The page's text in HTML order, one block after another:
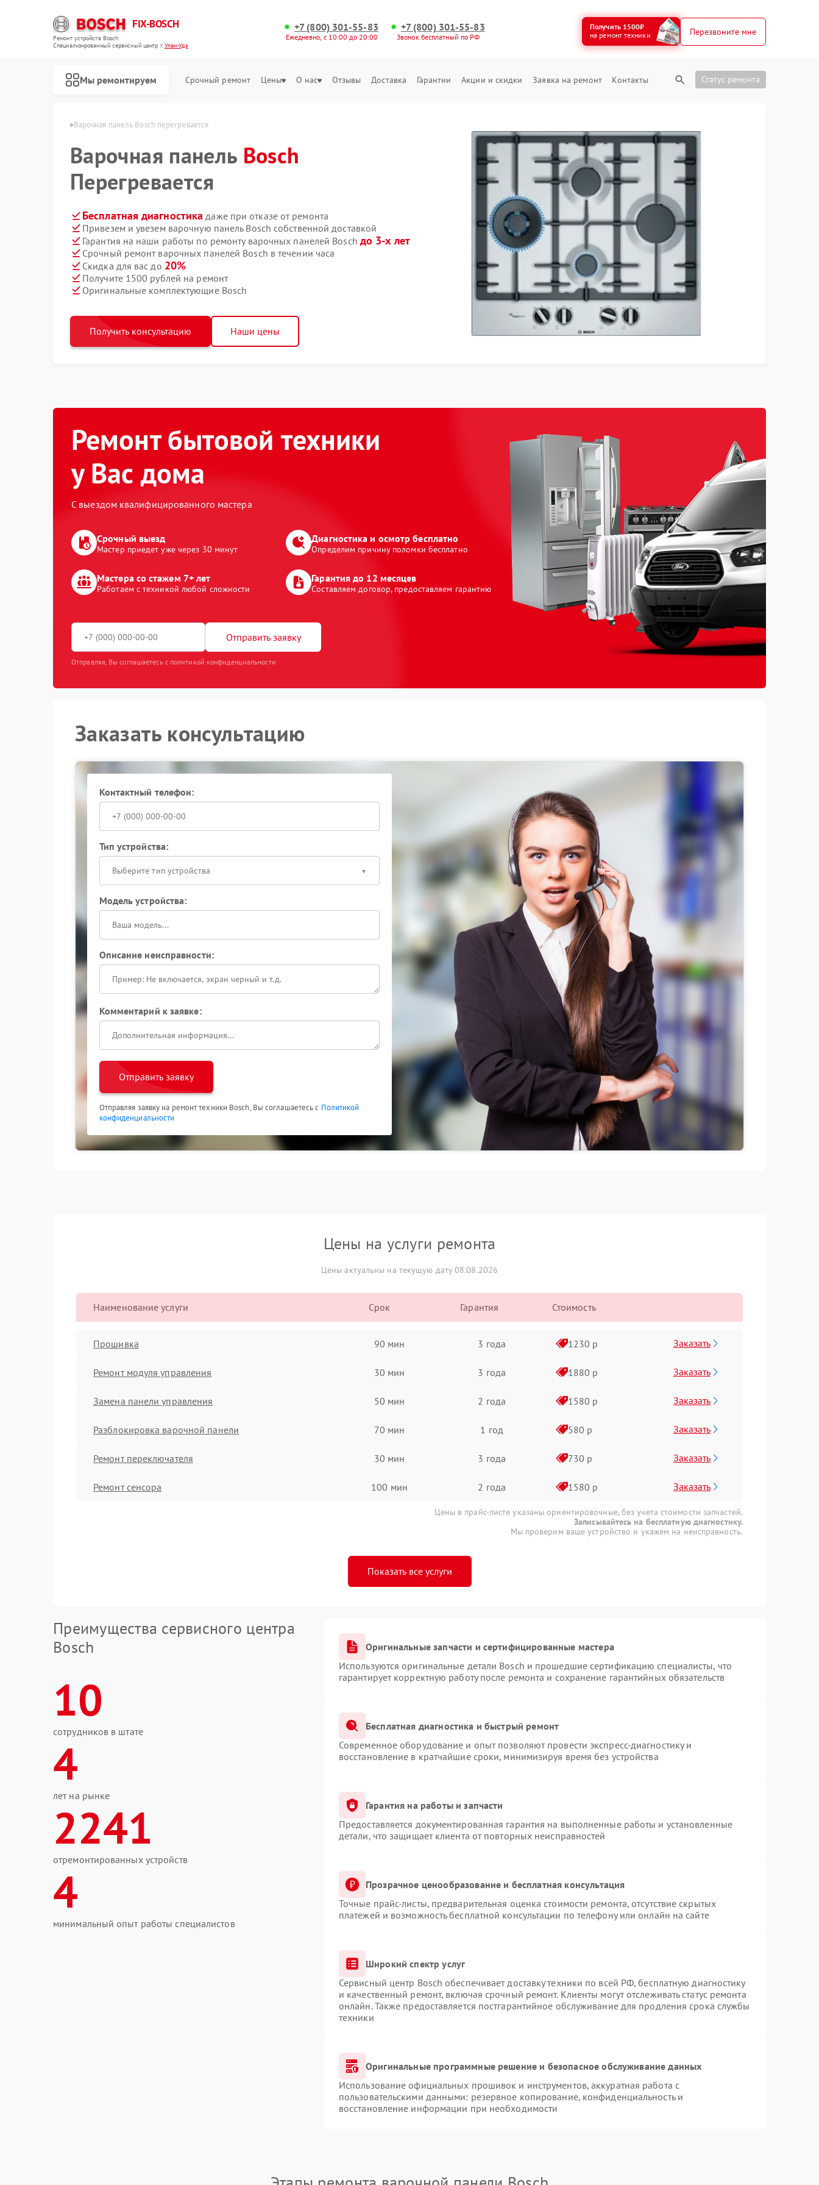
FIX-BOSCH
Ремонт устройств Bosch
Специализированный cервисный центр г.Улан-Удэ
+7 (800) 301-55-83
Ежедневно, с 10:00 до 20:00
+7 (800) 301-55-83
Звонок бесплатный по РФ
Получить 1500₽
на ремонт техники
Перезвоните мне
Мы ремонтируем Срочный ремонт Цены О нас Отзывы Доставка Гарантии Акции и скидки Заявка на ремонт Контакты Статус ремонта
Варочная панель Bosch перегревается
Варочная панель Bosch
Перегревается
Бесплатная диагностика даже при отказе от ремонта
Привезем и увезем варочную панель Bosch собственной доставкой
Гарантия на наши работы по ремонту варочных панелей Bosch до 3-х лет
Срочный ремонт варочных панелей Bosch в течении часа
Скидка для вас до 20%
Получите 1500 рублей на ремонт
Оригинальные комплектующие Bosch
Получить консультацию Наши цены
Ремонт бытовой техники
у Вас дома
С выездом квалифицированного мастера
Срочный выезд
Мастер приедет уже через 30 минут
Диагностика и осмотр бесплатно
Определим причину поломки бесплатно
Мастера со стажем 7+ лет
Работаем с техникой любой сложности
Гарантия до 12 месяцев
Составляем договор, предоставляем гарантию
Отправить заявку
Отправляя, Вы соглашаетесь с политикой конфиденциальности
Заказать консультацию
Контактный телефон:
Тип устройства:
Выберите тип устройства
Модель устройства:
Описание неисправности:
Комментарий к заявке:
Отправить заявку
Отправляя заявку на ремонт техники Bosch, Вы соглашаетесь с Политикой
конфиденциальности
Цены на услуги ремонта
Цены актуальны на текущую дату 08.08.2026
Наименование услуги Срок Гарантия Стоимость
Прошивка 90 мин 3 года 1230 р Заказать
Ремонт модуля управления 30 мин 3 года 1880 р Заказать
Замена панели управления 50 мин 2 года 1580 р Заказать
Разблокировка варочной панели 70 мин 1 год 580 р Заказать
Ремонт переключателя 30 мин 3 года 730 р Заказать
Ремонт сенсора 100 мин 2 года 1580 р Заказать
Цены в прайс-листе указаны ориентировочные, без учета стоимости запчастей.
Записывайтесь на бесплатную диагностику.
Мы проверим ваше устройство и укажем на неисправность.
Показать все услуги
Преимущества сервисного центра
Bosch
10
сотрудников в штате
4
лет на рынке
2241
отремонтированных устройств
4
минимальный опыт работы специалистов
Оригинальные запчасти и сертифицированные мастера
Используются оригинальные детали Bosch и прошедшие сертификацию специалисты, что
гарантирует корректную работу после ремонта и сохранение гарантийных обязательств
Бесплатная диагностика и быстрый ремонт
Современное оборудование и опыт позволяют провести экспресс-диагностику и
восстановление в кратчайшие сроки, минимизируя время без устройства
Гарантия на работы и запчасти
Предоставляется документированная гарантия на выполненные работы и установленные
детали, что защищает клиента от повторных неисправностей
Прозрачное ценообразование и бесплатная консультация
Точные прайс-листы, предварительная оценка стоимости ремонта, отсутствие скрытых
платежей и возможность бесплатной консультации по телефону или онлайн на сайте
Широкий спектр услуг
Сервисный центр Bosch обеспечивает доставку техники по всей РФ, бесплатную диагностику
и качественный ремонт, включая срочный ремонт. Клиенты могут отслеживать статус ремонта
онлайн. Также предоставляется постгарантийное обслуживание для продления срока службы
техники
Оригинальные программные решение и безопасное обслуживание данных
Использование официальных прошивок и инструментов, аккуратная работа с
пользовательскими данными: резервное копирование, конфиденциальность и
восстановление информации при необходимости